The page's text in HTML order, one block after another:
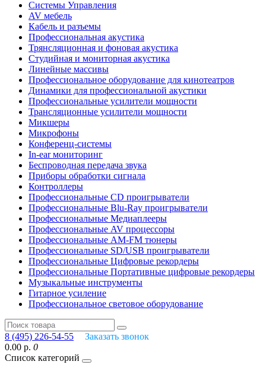
Системы Управления
AV мебель
Кабель и разъемы
Профессиональная акустика
Трянсляционная и фоновая акустика
Студийная и мониторная акустика
Линейные массивы
Профессиональное оборудование для кинотеатров
Динамики для профессиональной акустики
Профессиональные усилители мощности
Трансляционные усилители мощности
Микшеры
Микрофоны
Конференц-системы
In-ear мониторинг
Беспроводная передача звука
Приборы обработки сигнала
Контроллеры
Профессиональные СD проигрыватели
Профессиональные Blu-Ray проигрыватели
Профессиональные Медиаплееры
Профессиональные AV процессоры
Профессиональные AM-FM тюнеры
Профессиональные SD/USB проигрыватели
Профессиональные Цифровые рекордеры
Профессиональные Портативные цифровые рекордеры
Музыкальные инструменты
Гитарное усиление
Профессиональное световое оборудование
8 (495) 226-54-55
Заказать звонок
0.00 р. 0
Список категорий